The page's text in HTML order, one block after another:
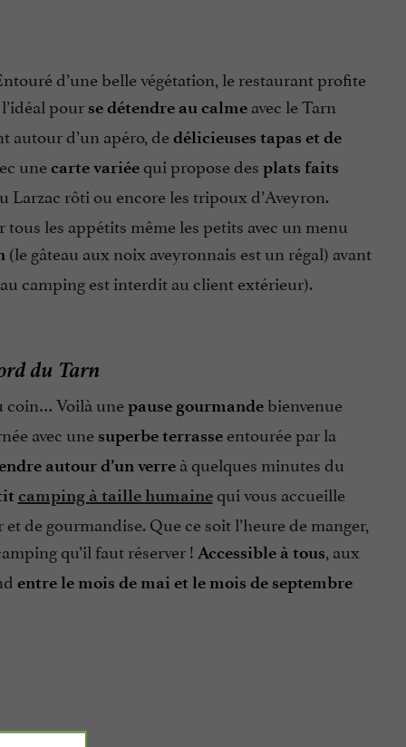
d’une belle végétation, le restaurant profite
pour se détendre au calmeavec le Tarn
autour d’un apéro, dedélicieuses tapas et de
unecarte variéequi propose des plats faits
rôti ou encore les tripoux d’Aveyron.
les appétits même les petits avec un menu
(le gâteau aux noix aveyronnais est un régal) avant
camping est interdit au client extérieur).
du Tarn
coin… Voilà unepause gourmandebienvenue
avec une superbe terrasse entourée par la
autour d’un verreà quelques minutes du
camping à taille humainequi vous accueille
de gourmandise. Que ce soit l’heure de manger,
qu’il faut réserver ! Accessible à tous, aux
entre le mois de mai et le mois de septembre